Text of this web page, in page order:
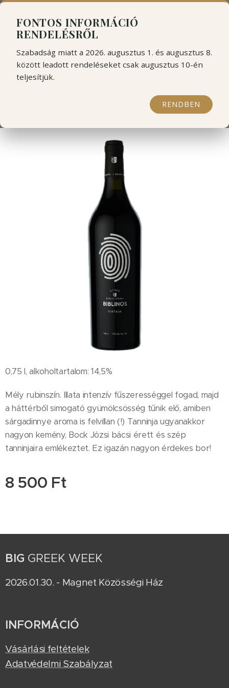
```html
FONTOS INFORMÁCIÓ
RENDELÉSRŐL
Szabadság miatt a 2026. augusztus 1. és augusztus 8.
között leadott rendeléseket csak augusztus 10-én
teljesítjük.
RENDBEN
Biblia Chora 'Biblinos' Red
0,75 l, alkoholtartalom: 14,5%
Mély rubinszín. Illata intenzív fűszerességgel fogad, majd
a háttérből simogató gyümölcsösség tűnik elő, amiben
sárgadinnye aroma is felvillan (!) Tanninja ugyanakkor
nagyon kemény, Bock Józsi bácsi érett és szép
tanninjaira emlékeztet. Ez igazán nagyon érdekes bor!
8 500 Ft
BIG GREEK WEEK
2026.01.30. - Magnet Közösségi Ház
INFORMÁCIÓ
Vásárlási feltételek
Adatvédelmi Szabályzat